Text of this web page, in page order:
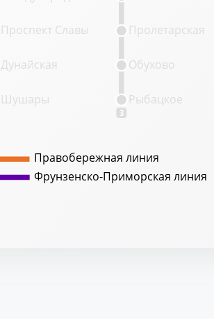
Правобережная линия
Фрунзенско-Приморская линия
3
Рыбацкое
Обухово
Пролетарская
Проспект Славы
Дунайская
Шушары